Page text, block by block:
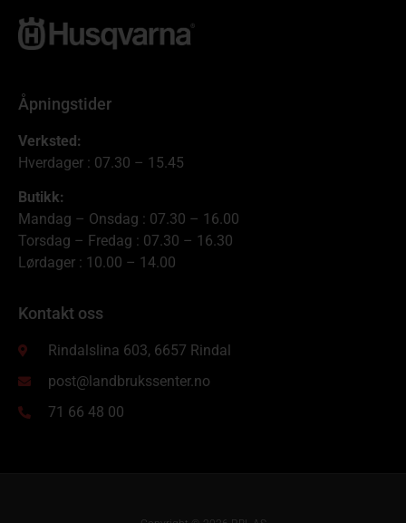
Åpningstider
Verksted:
Hverdager : 07.30 – 15.45
Butikk:
Mandag – Onsdag : 07.30 – 16.00
Torsdag – Fredag : 07.30 – 16.30
Lørdager : 10.00 – 14.00
Kontakt oss
Rindalslina 603, 6657 Rindal
post@landbrukssenter.no
71 66 48 00